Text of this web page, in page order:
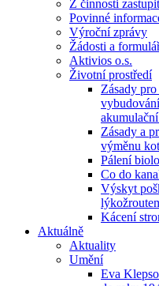
Z činnosti
Povinné
Výroční zprávy
Žádosti a
Aktivios o.s.
Životní prostředí
Zásady
Zásady a
výměnu
Pálení
Co do
Výskyt
Kácení
Aktuálně
Aktuality
Umění
Eva